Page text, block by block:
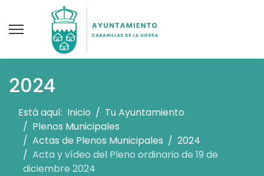
2024
Está aquí: Inicio
Tu Ayuntamiento
Plenos Municipales
Actas de Plenos Municipales
2024
Acta y vídeo del Pleno ordinario de 19 de
diciembre 2024